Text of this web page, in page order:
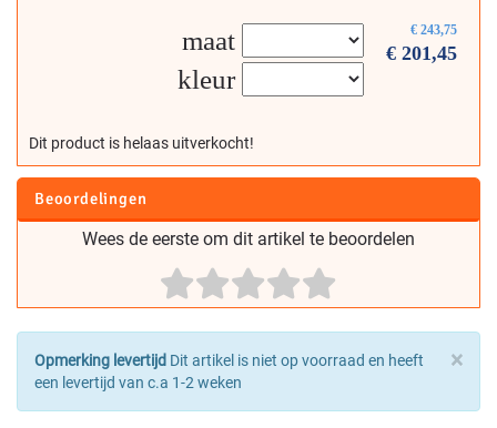
€ 243,75
€ 201,45
maat
kleur
Dit product is helaas uitverkocht!
Beoordelingen
Wees de eerste om dit artikel te beoordelen
×
Opmerking levertijd Dit artikel is niet op voorraad en heeft
een levertijd van c.a 1-2 weken